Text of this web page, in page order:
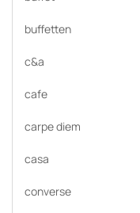
buffetten
c&a
cafe
carpe diem
casa
converse